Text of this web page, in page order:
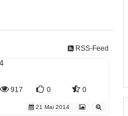
RSS-Feed
917 0 0
21 Mai 2014